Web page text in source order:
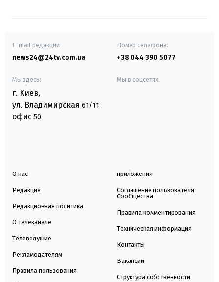
E-mail редакции
news24@24tv.com.ua
Номер телефона:
+38 044 390 5077
Мы здесь:
г. Киев,
ул. Владимирская 61/11,
офис 50
Мы в соцсетях:
О нас
Редакция
Редакционная политика
О телеканале
Телеведущие
Рекламодателям
Правила пользования
приложения
Соглашение пользователя
Сообщества
Правила комментирования
Техническая информация
Контакты
Вакансии
Структура собственности